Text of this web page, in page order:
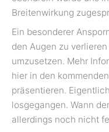
Breitenwirkung
Ein besonderer
den Augen zu
umzusetzen. Mehr
hier in den
präsentieren.
losgegangen. Wann
allerdings noch nicht